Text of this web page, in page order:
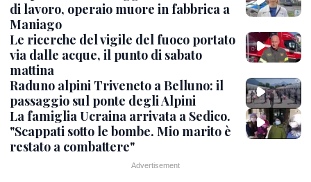
di lavoro, operaio muore in fabbrica a
Maniago
Le ricerche del vigile del fuoco portato
via dalle acque, il punto di sabato
mattina
Raduno alpini Triveneto a Belluno: il
passaggio sul ponte degli Alpini
La famiglia Ucraina arrivata a Sedico.
"Scappati sotto le bombe. Mio marito è
restato a combattere"